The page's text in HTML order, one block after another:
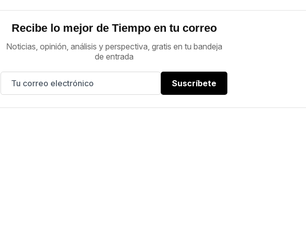
Recibe lo mejor de Tiempo en tu correo
Noticias, opinión, análisis y perspectiva, gratis en tu bandeja
de entrada
Suscríbete